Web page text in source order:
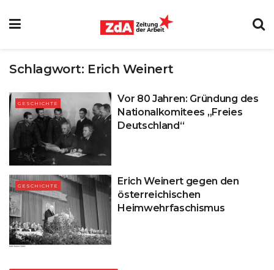
Schlagwort: Erich Weinert
GESCHICHTE
Vor 80 Jahren: Gründung des
Nationalkomitees „Freies
Deutschland“
GESCHICHTE
Erich Weinert gegen den
österreichischen
Heimwehrfaschismus